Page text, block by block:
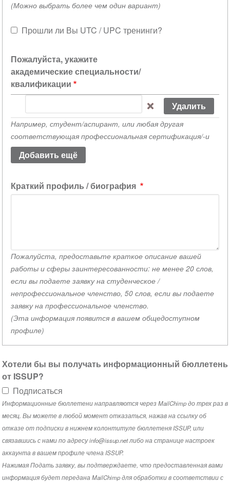
(Можно выбрать более чем один вариант)
Прошли ли Вы UTC / UPC тренинги?
Пожалуйста, укажите
академические специальности/
квалификации
укажите
академические
специальности/
квалификации
(значение
Например, студент/аспирант, или любая другая
соответствующая профессиональная сертификация/-и
Краткий профиль / биография
Пожалуйста, предоставьте краткое описание вашей
работы и сферы заинтересованности: не менее 20 слов,
если вы подаете заявку на студенческое /
непрофессиональное членство, 50 слов, если вы подаете
заявку на профессиональное членство.
(Эта информация появится в вашем общедоступном
профиле)
Хотели бы вы получать информационный бюллетень
от ISSUP?
Подписаться
Информационные бюллетени направляются через MailChimp до трех раз в
месяц. Вы можете в любой момент отказаться, нажав на ссылку об
отказе от подписки в нижнем колонтитуле бюллетеня ISSUP, или
связавшись с нами по адресу info@issup.net либо на странице настроек
аккаунта в вашем профиле члена ISSUP.
Нажимая Подать заявку, вы подтверждаете, что предоставленная вами
информация будет передана MailChimp для обработки в соответствии с